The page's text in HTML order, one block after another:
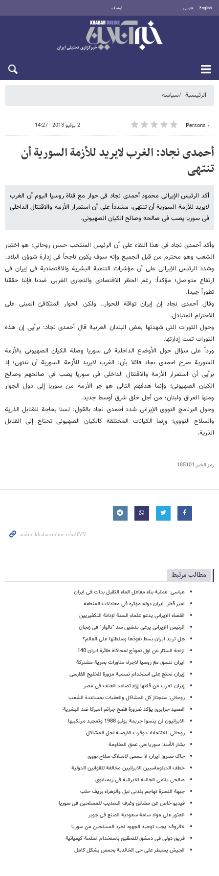
English فارسی أرشيف
الرئيسية سیاسه
٠ Persons 2 يوليو 2013 - 14:27
أحمدی نجاد: الغرب لایرید للأزمة السوریة أن
تنتهی
أکد الرئیس الإیرانی محمود أحمدی نجاد فی حوار مع قناة روسیا الیوم أن الغرب
لایرید للأزمة السوریة أن تنتهی، مشدداً على أن استمرار الأزمة والاقتتال الداخلی
فی سوریا یصب فی صالحه وصالح الکیان الصهیونی.
وأکد أحمدی نجاد فی هذا اللقاء على أن الرئیس المنتخب حسن روحانی: هو اختیار
الشعب وهو محترم من قبل الجمیع وإنه سوف یکون ناجحاً فی إدارة شوؤن البلاد.
وشدد الرئیس الإیرانی على أن مؤشرات التنمیة البشریة والاقتصادیة فی إیران فی
ارتفاع متواصل؛ مؤکداً: رغم الحظر الاقتصادی والتجاری الغربی ضدنا فإننا حققنا
تطوراً جیدا.
وقال أحمدی نجاد إن إیران تواقة للحوار.. ولکن الحوار المتکافئ المبنی على
الاحترام المتبادل.
وحول الثورات التی شهدتها بعض البلدان العربیة قال أحمدی نجاد: برأیی إن هذه
الثورات تمت إدارتها.
ورداً على سؤال حول الأوضاع الداخلیة فی سوریا وصلة الکیان الصهیونی بالأزمة
السوریة صرح احمدی نجاد قائلا بأن: الغرب لایرید للأزمة السوریة أن تنتهی؛ إذ
برأیی أن استمرار الأزمة والاقتتال الداخلی فی سوریا یصب فی صالحهم وصالح
الکیان الصهیونی؛ وإنما هدفهم التالی هو جر الأزمة من سوریا إلى دول الجوار
ومنها العراق ولبنان؛ من أجل خلق شرق أوسط جدید.
وحول البرنامج النووی الإیرانی شدد أحمدی نجاد بالقول: لسنا بحاجة للقنابل الذریة
والسلاح النووی؛ وإنما الکیانات المختلقة کالکیان الصهیونی تحتاج إلى القنابل
الذریة.
رمز الخبر 185101
مطالب مرتبط
عباسی: عملیة بناء مفاعل الماء الثقیل بدات فی ایران
امیر قطر: ایران دولة مؤثرة فی معادلات المنطقة
القضاء الإیرانی یدعو علماء السنة لإدانة التکفیریین
الرئیس الإیرانی یرعى تدشین سد "تالوار" فی زنجان
هل ترید ایران بسط نفوذها وسلطتها على العالم؟
ازاحة الستار عن اول نموذج لمحاکاة طائرة ایران 140
ایران تنسق مع روسیا لاجراء مناورات بحریة مشترکة
إیران تحتج علی استخدام تسمیة مزورة للخلیج الفارسی
إیران تعرب عن قلقها إزاء تصاعد العنف فی مصر
روحانی: سنجتاز کل المشاکل والعقبات بمساعدة الشعب
العمید جزایری یؤکد ضرورة فضح جرائم امیرکا ضد البشریة
الایرانیون لن ینسوا جریمة یولیو 1988 وتمجید مرتکبیها
روحانی: الانتخابات وفرت الارضیة لحل المشاکل
بشار الأسد: سوریا هی عمق المقاومة
جاک سترو: ایران لا تسعى لامتلاک سلاح نووی
خطف الدبلوماسیین الایرانیین مخالفة للقوانین الدولیة
صالحی یلتقی الجالیة الایرانیة فی زیمبابوی
جبهة النصرة تهاجم بلدتی نبل والزهراء بریف حلب
فیدیو خاص عن مشانق وغرف التعذیب للمسلحین فی سوریا
العثور على مواد سامة سعودیة الصنع فی جوبر
لافروف: یجب توحید الجهود لطرد المسلحین من سوریا
فریق دولی فی دمشق للتحقیق باستخدام اسلحة کیمیائیة
الجیش یسیطر على حی الخالدیة بحمص بشکل کامل